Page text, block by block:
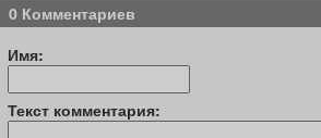
0 Комментариев
Имя:
Текст комментария: